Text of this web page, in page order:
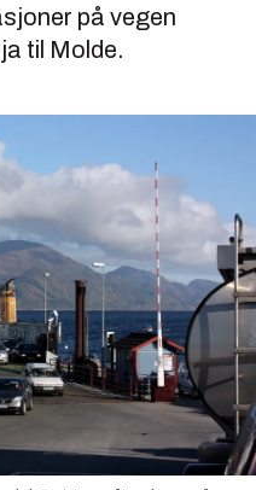
på vegen
til Molde.